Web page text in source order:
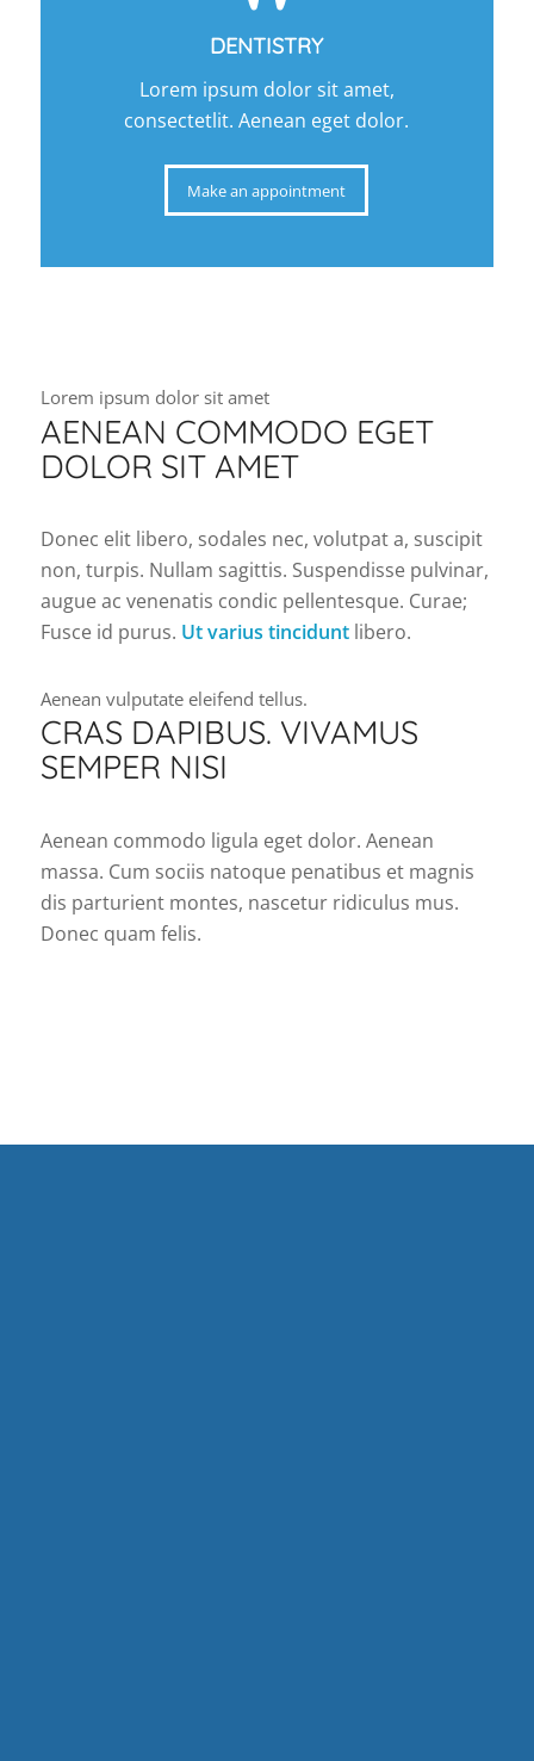
DENTISTRY
Lorem ipsum dolor sit amet,
consectetlit. Aenean eget dolor.
Make an appointment
Lorem ipsum dolor sit amet
AENEAN COMMODO EGET
DOLOR SIT AMET
Donec elit libero, sodales nec, volutpat a, suscipit
non, turpis. Nullam sagittis. Suspendisse pulvinar,
augue ac venenatis condic pellentesque. Curae;
Fusce id purus. Ut varius tinciduntlibero.
Aenean vulputate eleifend tellus.
CRAS DAPIBUS. VIVAMUS
SEMPER NISI
Aenean commodo ligula eget dolor. Aenean
massa. Cum sociis natoque penatibus et magnis
dis parturient montes, nascetur ridiculus mus.
Donec quam felis.